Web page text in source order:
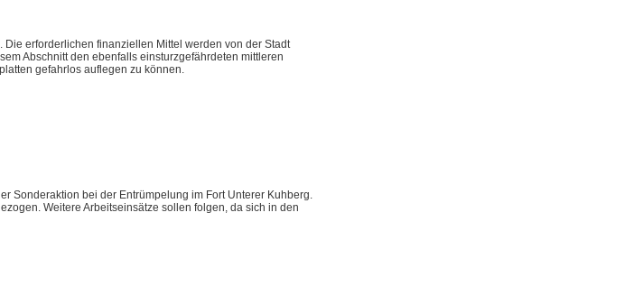
erforderlichen finanziellen Mittel werden von der Stadt
Abschnitt den ebenfalls einsturzgefährdeten mittleren
gefahrlos auflegen zu können.
Sonderaktion bei der Entrümpelung im Fort Unterer Kuhberg.
Weitere Arbeitseinsätze sollen folgen, da sich in den